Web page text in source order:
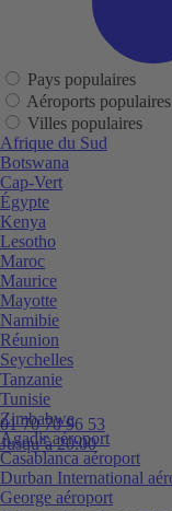
01 70 70 96 53
Jusqu’à 20:00
Pays populaires
Aéroports populaires
Villes populaires
Afrique du Sud
Botswana
Cap-Vert
Égypte
Kenya
Lesotho
Maroc
Maurice
Mayotte
Namibie
Réunion
Seychelles
Tanzanie
Tunisie
Zimbabwe
Agadir aéroport
Casablanca aéroport
Durban International
George aéroport